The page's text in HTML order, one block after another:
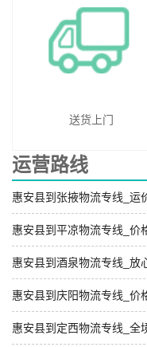
送货上门
运营路线
惠安县到张掖物流专线_运
惠安县到平凉物流专线_价
惠安县到酒泉物流专线_放
惠安县到庆阳物流专线_价
惠安县到定西物流专线_全